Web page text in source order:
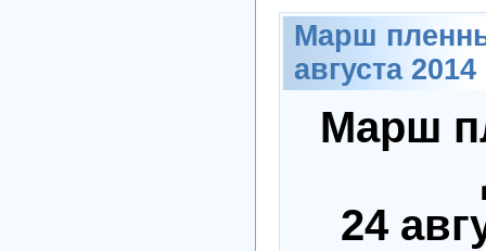
Марш
августа
Марш
24